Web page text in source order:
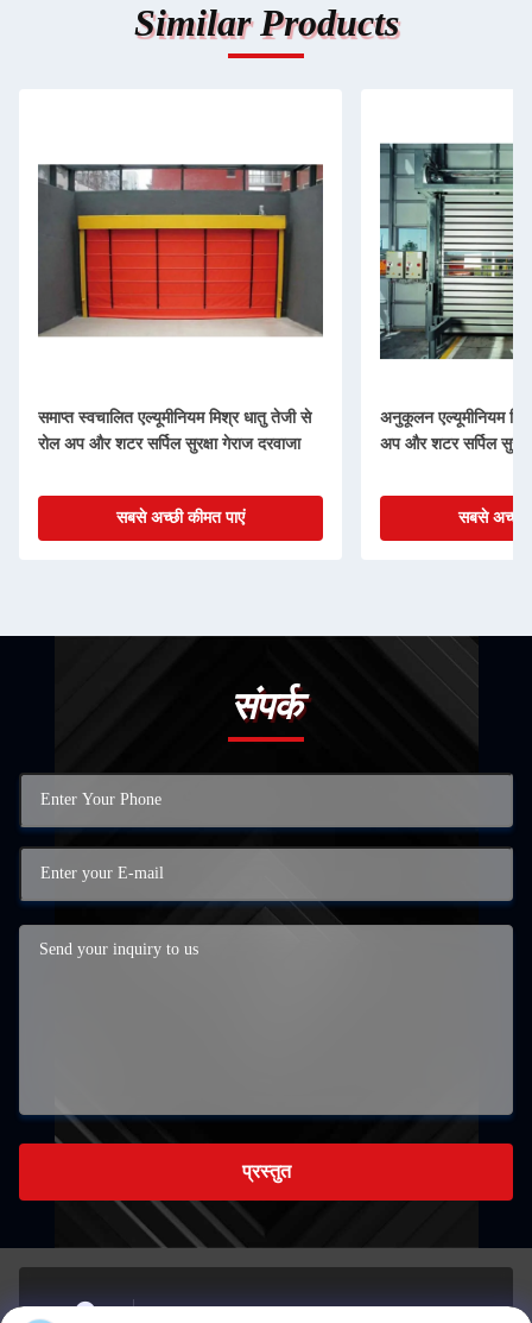
Similar Products
समाप्त स्वचालित एल्यूमीनियम मिश्र धातु तेजी से
रोल अप और शटर सर्पिल सुरक्षा गेराज दरवाजा
सबसे अच्छी कीमत पाएं
अनुकूलन एल्यूमीनियम
अप और शटर सर्पिल
सबसे अच्छी
संपर्क
प्रस्तुत